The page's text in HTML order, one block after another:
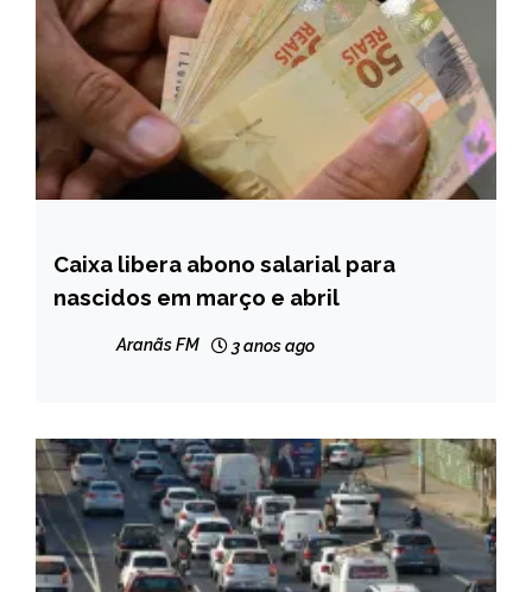
BRASIL
NOTÍCIAS
Caixa libera abono salarial para
nascidos em março e abril
Aranãs FM 3 anos ago